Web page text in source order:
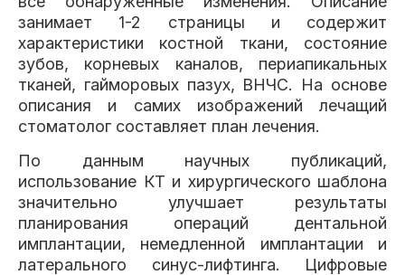
занимает 1-2 страницы и содержит
характеристики костной ткани, состояние
зубов, корневых каналов, периапикальных
тканей, гайморовых пазух, ВНЧС. На основе
описания и самих изображений лечащий
стоматолог составляет план лечения.
По данным научных публикаций,
использование КТ и хирургического шаблона
значительно улучшает результаты
планирования операций дентальной
имплантации, немедленной имплантации и
латерального синус-лифтинга. Цифровые